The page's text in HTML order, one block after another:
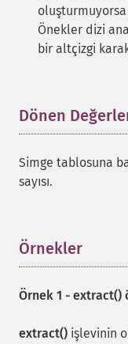
Önekler dizi
bir altçizgi
Dönen
Simge tablosuna
sayısı.
Örnekler
Örnek 1 - extract()
extract() işlevinin